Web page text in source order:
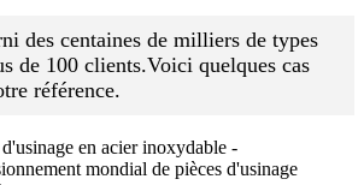
des centaines de milliers de types
de 100 clients.Voici quelques cas
référence.